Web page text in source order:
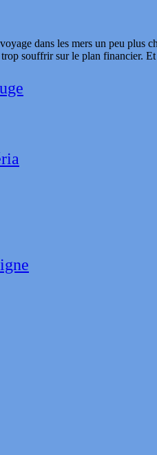
dans les mers un peu
souffrir sur le plan